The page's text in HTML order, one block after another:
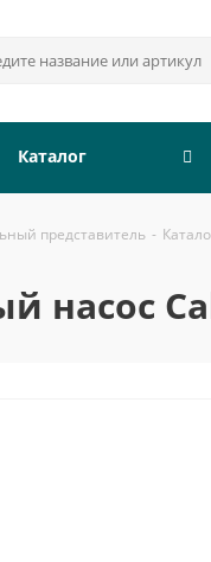
Каталог
представитель -
насос